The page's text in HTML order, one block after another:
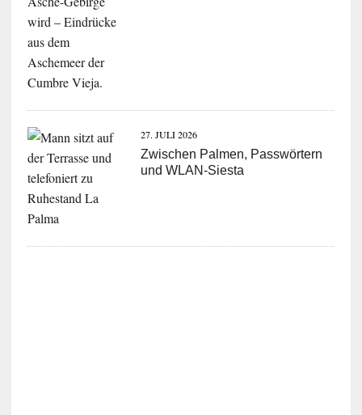
27. JULI 2026
Zwischen Palmen, Passwörtern
und WLAN-Siesta